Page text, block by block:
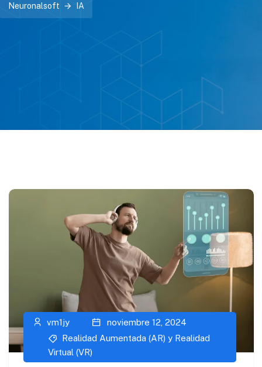
Neuronalsoft IA
vm1jy
noviembre 12, 2024
Realidad Aumentada (AR) y Realidad
Virtual (VR)​